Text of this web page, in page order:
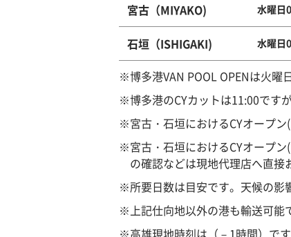
宮古（MIYAKO) 水曜日
石垣（ISHIGAKI) 水曜日
※博多港VAN POOL OPENは火曜
※博多港のCYカットは11:00です
※宮古・石垣におけるCYオープン
※宮古・石垣におけるCYオープ
の確認などは現地代理店へ直接
※所要日数は目安です。天候の影
※上記仕向地以外の港も輸送可能
※高雄現地時刻は（－1時間）です